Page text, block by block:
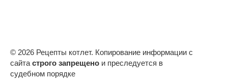
© 2026 Рецепты котлет. Копирование информации с
сайта строго запрещено и преследуется в
судебном порядке